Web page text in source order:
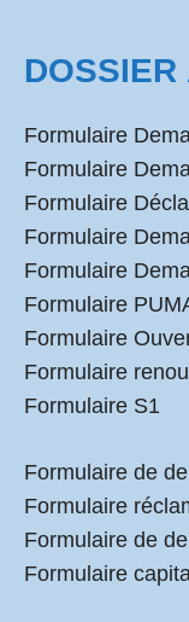
Formulaire
Formulaire
Formulaire
Formulaire
Formulaire
Formulaire
Formulaire
Formulaire
Formulaire S1
Formulaire de
Formulaire
Formulaire de
Formulaire